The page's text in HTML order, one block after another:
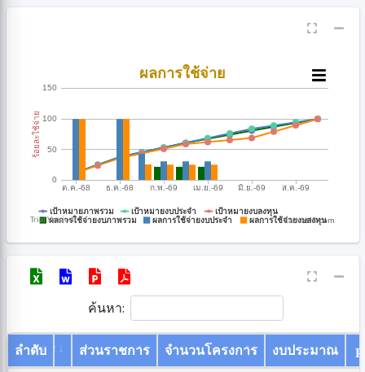
CanvasJS.com
ค้นหา:
ลำดับ ส่วนราชการ จำนวนโครงการ งบประมาณ